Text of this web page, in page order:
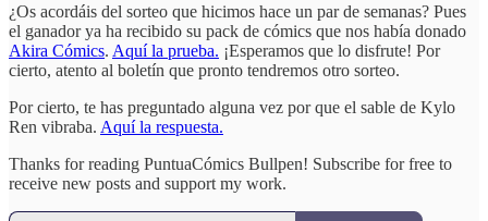
¿Os acordáis del sorteo que hicimos hace un par de semanas? Pues
el ganador ya ha recibido su pack de cómics que nos había donado
Akira Cómics. Aquí la prueba. ¡Esperamos que lo disfrute! Por
cierto, atento al boletín que pronto tendremos otro sorteo.
Por cierto, te has preguntado alguna vez por que el sable de Kylo
Ren vibraba. Aquí la respuesta.
Thanks for reading PuntuaCómics Bullpen! Subscribe for free to
receive new posts and support my work.